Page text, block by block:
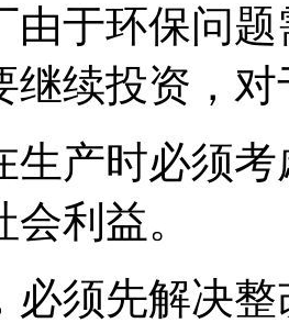
环保问题
继续投资，
时必须考
利益。
须先解决整